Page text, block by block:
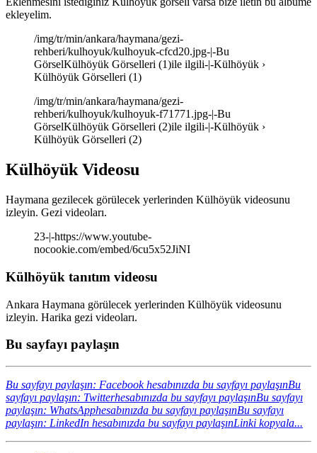
ekleyelim.
/img/tr/min/ankara/haymana/gezi-
rehberi/kulhoyuk/kulhoyuk-cfcd20.jpg-|-Bu
GörselKülhöyük Görselleri (1)ile ilgili-|-Külhöyük ›
Külhöyük Görselleri (1)
/img/tr/min/ankara/haymana/gezi-
rehberi/kulhoyuk/kulhoyuk-f71771.jpg-|-Bu
GörselKülhöyük Görselleri (2)ile ilgili-|-Külhöyük ›
Külhöyük Görselleri (2)
Külhöyük Videosu
Haymana gezilecek görülecek yerlerinden Külhöyük videosunu
izleyin. Gezi videoları.
23-|-https://www.youtube-
nocookie.com/embed/6cu5x52JiNI
Külhöyük tanıtım videosu
Ankara Haymana görülecek yerlerinden Külhöyük videosunu
izleyin. Harika gezi videoları.
Bu sayfayı paylaşın
Bu sayfayı paylaşın: Facebook hesabınızda bu sayfayı paylaşınBu
sayfayı paylaşın: Twitterhesabınızda bu sayfayı paylaşınBu sayfayı
paylaşın: WhatsApphesabınızda bu sayfayı paylaşınBu sayfayı
paylaşın: LinkedIn hesabınızda bu sayfayı paylaşınLinki kopyala...